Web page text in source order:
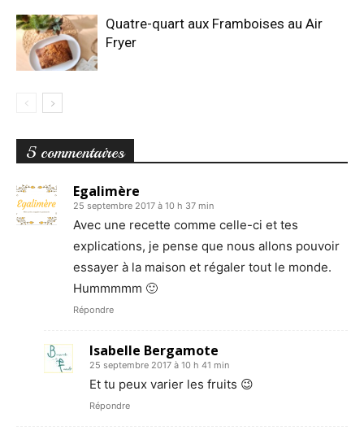
Quatre-quart aux Framboises au Air
Fryer
5 commentaires
Egalimère
25 septembre 2017 à 10 h 37 min
Avec une recette comme celle-ci et tes
explications, je pense que nous allons pouvoir
essayer à la maison et régaler tout le monde.
Hummmmm 🙂
Répondre
Isabelle Bergamote
25 septembre 2017 à 10 h 41 min
Et tu peux varier les fruits 😉
Répondre